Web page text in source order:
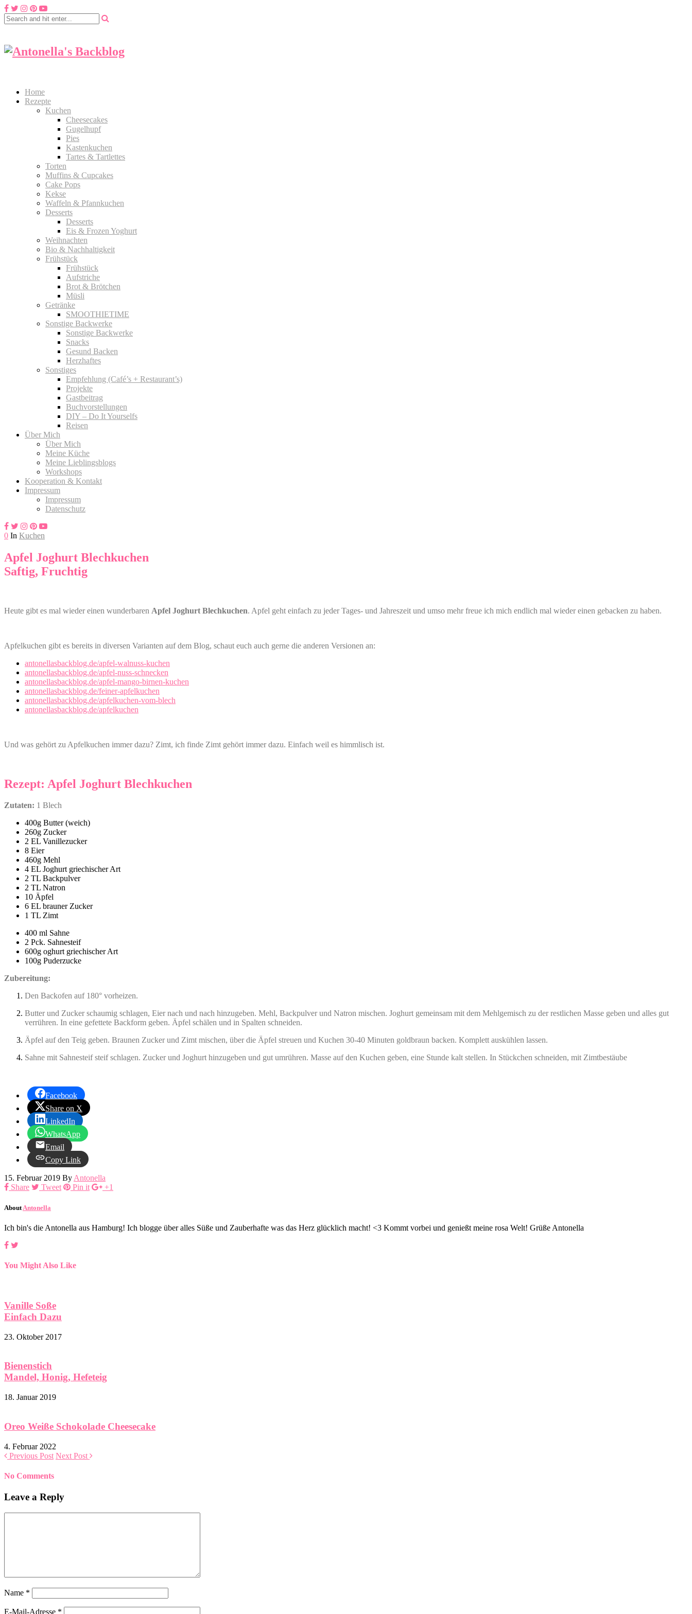
Home
Rezepte
Kuchen
Cheesecakes
Gugelhupf
Pies
Kastenkuchen
Tartes & Tartlettes
Torten
Muffins & Cupcakes
Cake Pops
Kekse
Waffeln & Pfannkuchen
Desserts
Desserts
Eis & Frozen Yoghurt
Weihnachten
Bio & Nachhaltigkeit
Frühstück
Frühstück
Aufstriche
Brot & Brötchen
Müsli
Getränke
SMOOTHIETIME
Sonstige Backwerke
Sonstige Backwerke
Snacks
Gesund Backen
Herzhaftes
Sonstiges
Empfehlung (Café’s + Restaurant’s)
Projekte
Gastbeitrag
Buchvorstellungen
DIY – Do It Yourselfs
Reisen
Über Mich
Über Mich
Meine Küche
Meine Lieblingsblogs
Workshops
Kooperation & Kontakt
Impressum
Impressum
Datenschutz
0 In Kuchen
Apfel Joghurt Blechkuchen
Saftig, Fruchtig
Heute gibt es mal wieder einen wunderbaren Apfel Joghurt Blechkuchen. Apfel geht einfach zu jeder Tages- und Jahreszeit und umso mehr freue ich mich endlich mal wieder einen gebacken zu haben.
Apfelkuchen gibt es bereits in diversen Varianten auf dem Blog, schaut euch auch gerne die anderen Versionen an:
antonellasbackblog.de/apfel-walnuss-kuchen
antonellasbackblog.de/apfel-nuss-schnecken
antonellasbackblog.de/apfel-mango-birnen-kuchen
antonellasbackblog.de/feiner-apfelkuchen
antonellasbackblog.de/apfelkuchen-vom-blech
antonellasbackblog.de/apfelkuchen
Und was gehört zu Apfelkuchen immer dazu? Zimt, ich finde Zimt gehört immer dazu. Einfach weil es himmlisch ist.
Rezept: Apfel Joghurt Blechkuchen
Zutaten: 1 Blech
400g Butter (weich)
260g Zucker
2 EL Vanillezucker
8 Eier
460g Mehl
4 EL Joghurt griechischer Art
2 TL Backpulver
2 TL Natron
10 Äpfel
6 EL brauner Zucker
1 TL Zimt
400 ml Sahne
2 Pck. Sahnesteif
600g oghurt griechischer Art
100g Puderzucke
Zubereitung:
Den Backofen auf 180° vorheizen.
Butter und Zucker schaumig schlagen, Eier nach und nach hinzugeben. Mehl, Backpulver und Natron mischen. Joghurt gemeinsam mit dem Mehlgemisch zu der restlichen Masse geben und alles gut
verrühren. In eine gefettete Backform geben. Äpfel schälen und in Spalten schneiden.
Äpfel auf den Teig geben. Braunen Zucker und Zimt mischen, über die Äpfel streuen und Kuchen 30-40 Minuten goldbraun backen. Komplett auskühlen lassen.
Sahne mit Sahnesteif steif schlagen. Zucker und Joghurt hinzugeben und gut umrühren. Masse auf den Kuchen geben, eine Stunde kalt stellen. In Stückchen schneiden, mit Zimtbestäube
Facebook
Share on X
LinkedIn
WhatsApp
Email
Copy Link
15. Februar 2019 ByAntonella
Share
Tweet Pin it +1
About Antonella
Ich bin's die Antonella aus Hamburg! Ich blogge über alles Süße und Zauberhafte was das Herz glücklich macht! <3 Kommt vorbei und genießt meine rosa Welt! Grüße Antonella
You Might Also Like
Vanille Soße
Einfach Dazu
23. Oktober 2017
Bienenstich
Mandel, Honig, Hefeteig
18. Januar 2019
Oreo Weiße Schokolade Cheesecake
4. Februar 2022
Previous Post Next Post
No Comments
Leave a Reply
Name *
E-Mail-Adresse *